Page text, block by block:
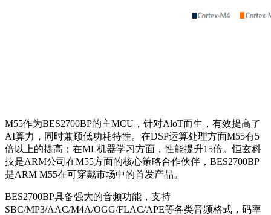
M55作为BES2700BP的主MCU，针对AloT而生，有效提高了
AI算力，同时兼顾低功耗特性。在DSP运算处理方面M55有5
倍以上的提高；在ML机器学习方面，性能提升15倍。恒玄科
技是ARM公司在M55方面的核心策略合作伙伴，BES2700BP
是ARM M55在可穿戴市场中的首发产品。
BES2700BP具备强大的音频功能，支持
SBC/MP3/AAC/M4A/OGG/FLAC/APE等各类音频格式，码率